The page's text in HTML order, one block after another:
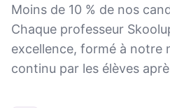
Moins de 10 % de nos
Chaque professeur
excellence, formé à notre
continu par les élèves